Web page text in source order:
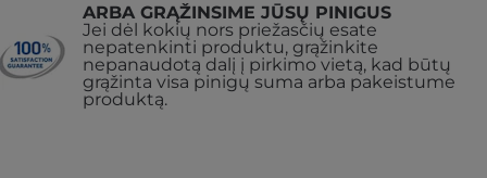
ARBA GRĄŽINSIME JŪSŲ PINIGUS
Jei dėl kokių nors priežasčių esate
nepatenkinti produktu, grąžinkite
nepanaudotą dalį į pirkimo vietą, kad būtų
grąžinta visa pinigų suma arba pakeistume
produktą.